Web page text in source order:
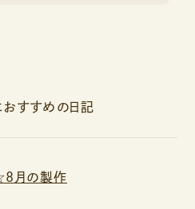
すすめの日記
月の製作